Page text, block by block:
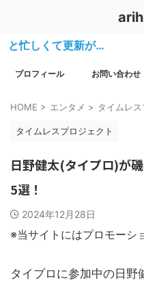
しくて更新が…
プロフィール お問い合わせ
HOME > エンタメ > タイムレ
タイムレスプロジェクト
日野健太(タイプロ)が
5選！
2024年12月28日
※当サイトにはプロモーシ
タイプロに参加中の日野